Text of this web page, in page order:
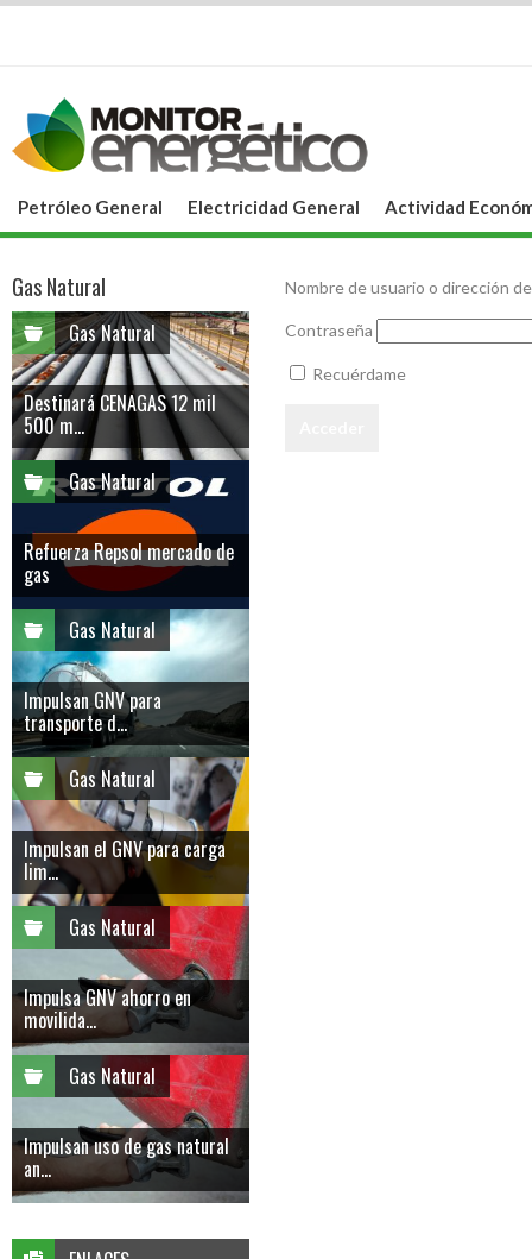
Petróleo General Electricidad General Actividad
Nombre de usuario o dirección
Contraseña
Recuérdame
Gas Natural
Gas Natural
Destinará CENAGAS 12 mil
500 m...
Gas Natural
Refuerza Repsol mercado de
gas
Gas Natural
Impulsan GNV para
transporte d...
Gas Natural
Impulsan el GNV para carga
lim...
Gas Natural
Impulsa GNV ahorro en
movilida...
Gas Natural
Impulsan uso de gas natural
an...